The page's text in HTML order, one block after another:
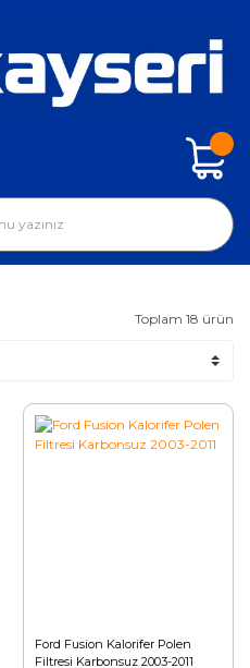
Toplam 18 ürün
Ford Fusion Kalorifer Polen
Filtresi Karbonsuz 2003-2011